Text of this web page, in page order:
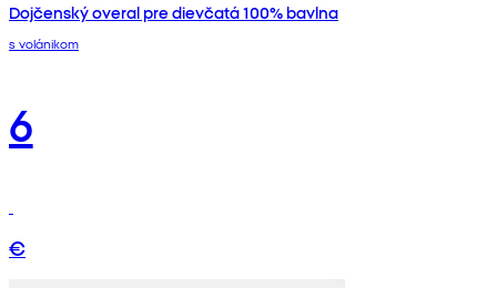
Dojčenský overal pre dievčatá 100% bavlna
s volánikom
6
€